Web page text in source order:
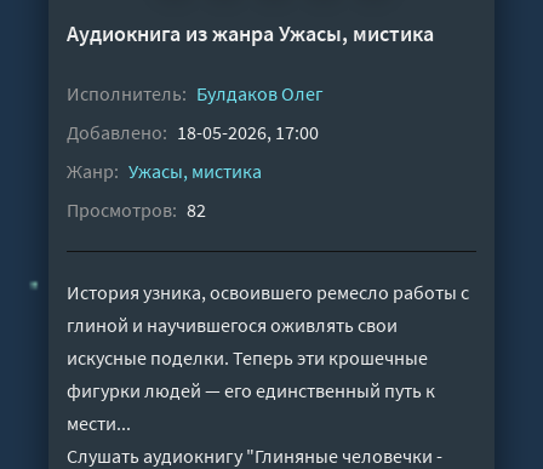
Аудиокнига из жанраУжасы, мистика
Исполнитель: Булдаков Олег
Добавлено: 18-05-2026, 17:00
Жанр: Ужасы, мистика
Просмотров: 82
История узника, освоившего ремесло работы с
глиной и научившегося оживлять свои
искусные поделки. Теперь эти крошечные
фигурки людей — его единственный путь к
мести...
Слушать аудиокнигу "Глиняные человечки -